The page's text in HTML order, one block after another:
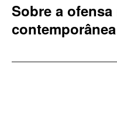
Sobre a
contemporânea